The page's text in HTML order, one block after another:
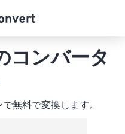
コンバータ
無料で変換します。